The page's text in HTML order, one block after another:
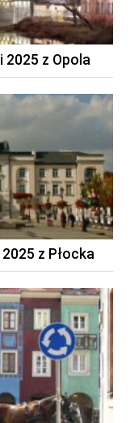
z Opola
z Płocka